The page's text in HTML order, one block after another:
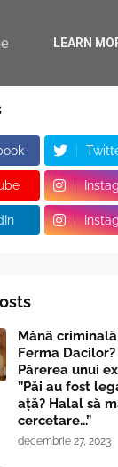
Mână
Ferma Dacilor?
Părerea unui
”Păi au fost
ață? Halal să
cercetare...”
decembrie 27, 2023
LEARN